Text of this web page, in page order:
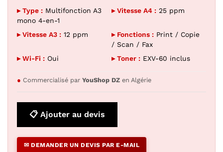
▸ Type : Multifonction A3
mono 4-en-1
▸ Vitesse A4 : 25 ppm
▸ Vitesse A3 : 12 ppm ▸ Fonctions : Print / Copie
/ Scan / Fax
▸ Wi-Fi : Oui ▸ Toner : EXV-60 inclus
● Commercialisé par YouShop DZ en Algérie
📋 Ajouter au devis
✉ DEMANDER UN DEVIS PAR E-MAIL